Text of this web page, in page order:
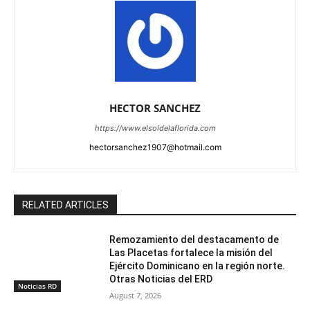
HECTOR SANCHEZ
https://www.elsoldelaflorida.com
hectorsanchez1907@hotmail.com
RELATED ARTICLES
Noticias RD
Remozamiento del destacamento de
Las Placetas fortalece la misión del
Ejército Dominicano en la región norte.
Otras Noticias del ERD
August 7, 2026